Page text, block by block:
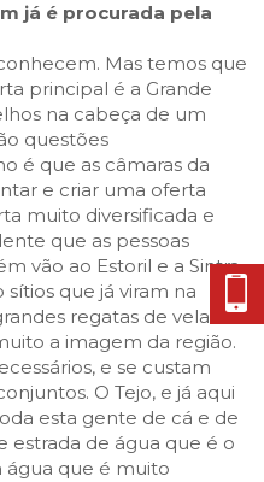
já é procurada pela
Mas temos que
principal é a Grande
na cabeça de um
questões
é que as câmaras da
e criar uma oferta
muito diversificada e
que as pessoas
vão ao Estoril e a Sintra,
que já viram na
regatas de vela
a imagem da região.
e se custam
O Tejo, e já aqui
esta gente de cá e de
estrada de água que é o
água que é muito